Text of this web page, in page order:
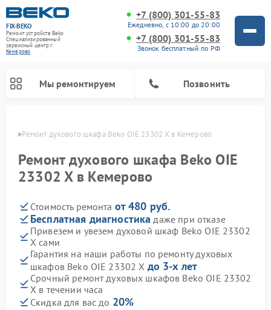
FIX-BEKO
Ремонт устройств Beko
Специализированный
cервисный центр г.
Кемерово
+7 (800) 301-55-83
Ежедневно, с 10:00 до 20:00
+7 (800) 301-55-83
Звонок бесплатный по РФ
Мы ремонтируем Позвонить
Ремонт духового шкафа Beko OIE 23302 X в Кемерово
Ремонт духового шкафа Beko OIE
23302 X в Кемерово
Стоимость ремонта от 480 руб.
Бесплатная диагностика даже при отказе
Привезем и увезем духовой шкаф Beko OIE 23302
X сами
Гарантия на наши работы по ремонту духовых
шкафов Beko OIE 23302 X до 3-х лет
Срочный ремонт духовых шкафов Beko OIE 23302
X в течении часа
Скидка для вас до 20%